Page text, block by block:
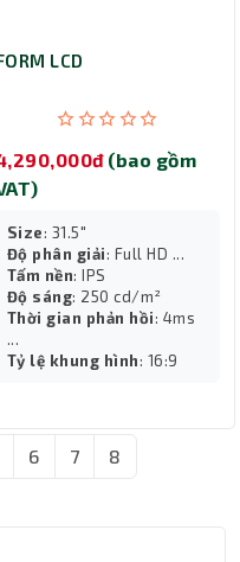
LCD
(bao gồm
Size: 31.5"
Độ phân giải: Full HD ...
Tấm nền: IPS
Độ sáng: 250 cd/m²
Thời gian phản hồi: 4ms
...
Tỷ lệ khung hình: 16:9
6 7 8